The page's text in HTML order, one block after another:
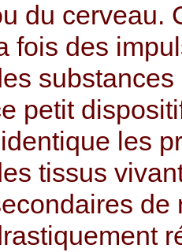
du cerveau.
fois des
petit
les
tissus
de